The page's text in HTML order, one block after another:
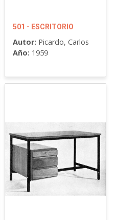
501 - ESCRITORIO
Autor: Picardo, Carlos
Año: 1959